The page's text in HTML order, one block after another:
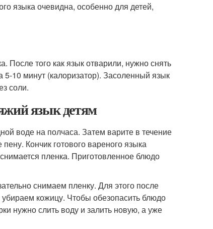
языка очевидна, особенно для детей,
После того как язык отварили, нужно снять
10 минут (калоризатор). Засоленный язык
соли.
язык детям
воде на полчаса. Затем варите в течение
Кончик готового вареного языка
пленка. Приготовленное блюдо
снимаем пленку. Для этого после
кожицу. Чтобы обезопасить блюдо
нужно слить воду и залить новую, а уже